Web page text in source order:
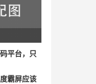
平台，只
霸屏应该